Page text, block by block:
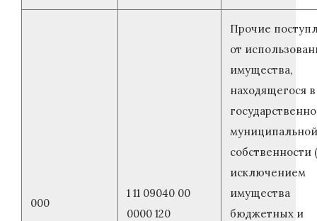
000
1 11 09040 00
0000 120
Прочие
от
имущества,
находящегося в
муниципальной
собственности
исключением
имущества
бюджетных и